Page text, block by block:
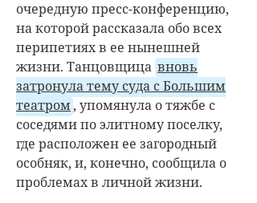
очередную пресс-конференцию,
на которой рассказала обо всех
перипетиях в ее нынешней
жизни. Танцовщица вновь
затронула тему суда с Большим
театром, упомянула о тяжбе с
соседями по элитному поселку,
где расположен ее загородный
особняк, и, конечно, сообщила о
проблемах в личной жизни.